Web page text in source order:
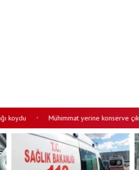
• Mühimmat yerine konserve çıktı •